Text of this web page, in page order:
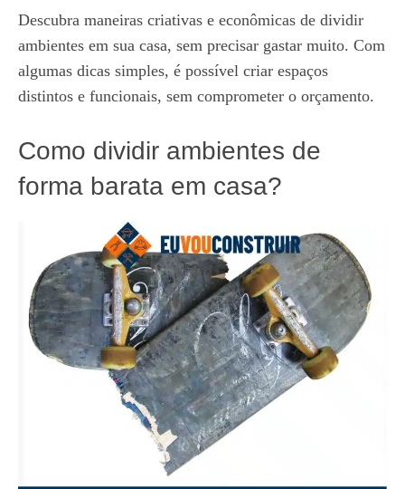
Descubra maneiras criativas e econômicas de dividir
ambientes em sua casa, sem precisar gastar muito. Com
algumas dicas simples, é possível criar espaços
distintos e funcionais, sem comprometer o orçamento.
Como dividir ambientes de
forma barata em casa?